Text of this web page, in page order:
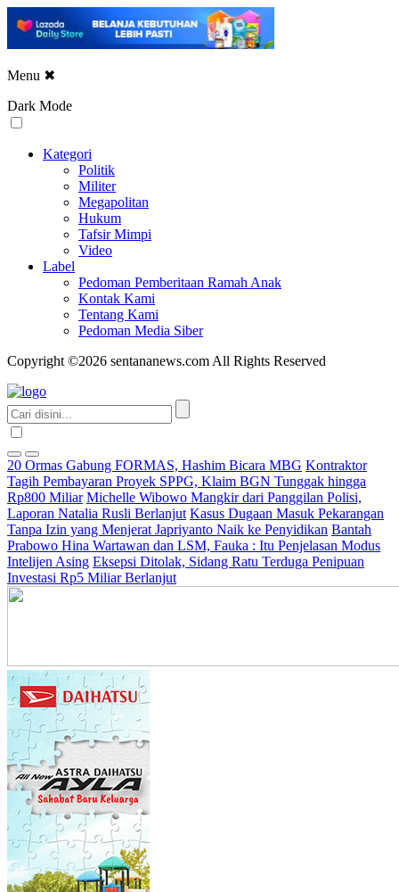
Menu ✖
Dark Mode
Kategori
Politik
Militer
Megapolitan
Hukum
Tafsir Mimpi
Video
Label
Pedoman Pemberitaan Ramah Anak
Kontak Kami
Tentang Kami
Pedoman Media Siber
Copyright ©2026 sentananews.com All Rights Reserved
20 Ormas Gabung FORMAS, Hashim Bicara MBG Kontraktor
Tagih Pembayaran Proyek SPPG, Klaim BGN Tunggak hingga
Rp800 Miliar Michelle Wibowo Mangkir dari Panggilan Polisi,
Laporan Natalia Rusli Berlanjut Kasus Dugaan Masuk Pekarangan
Tanpa Izin yang Menjerat Japriyanto Naik ke Penyidikan Bantah
Prabowo Hina Wartawan dan LSM, Fauka : Itu Penjelasan Modus
Intelijen Asing Eksepsi Ditolak, Sidang Ratu Terduga Penipuan
Investasi Rp5 Miliar Berlanjut